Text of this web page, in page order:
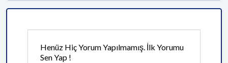
Henüz Hiç Yorum Yapılmamış. İlk Yorumu
Sen Yap !